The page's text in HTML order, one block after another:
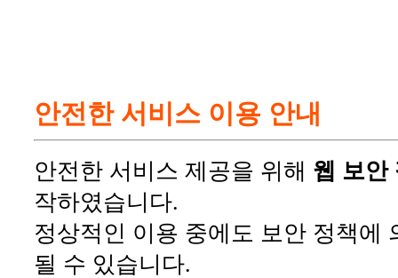
안전한 서비스 이용 안내
안전한 서비스 제공을 위해 웹 보안
작하였습니다.
정상적인 이용 중에도 보안 정책에
될 수 있습니다.